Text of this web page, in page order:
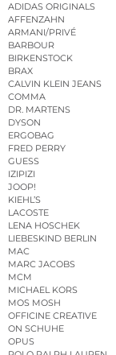
ADIDAS ORIGINALS
AFFENZAHN
ARMANI/PRIVÉ
BARBOUR
BIRKENSTOCK
BRAX
CALVIN KLEIN JEANS
COMMA
DR. MARTENS
DYSON
ERGOBAG
FRED PERRY
GUESS
IZIPIZI
JOOP!
KIEHL’S
LACOSTE
LENA HOSCHEK
LIEBESKIND BERLIN
MAC
MARC JACOBS
MCM
MICHAEL KORS
MOS MOSH
OFFICINE CREATIVE
ON SCHUHE
OPUS